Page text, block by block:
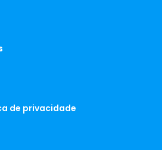
de privacidade